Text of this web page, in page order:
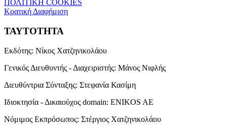
ΠΟΛΙΤΙΚΗ COOKIES
Κρατική Διαφήμιση
ΤΑΥΤΟΤΗΤΑ
Εκδότης: Νίκος Χατζηνικολάου
Γενικός Διευθυντής - Διαχειριστής: Μάνος Νιφλής
Διευθύντρια Σύνταξης: Στεφανία Κασίμη
Ιδιοκτησία - Δικαιούχος domain: ENIKOS AE
Νόμιμος Εκπρόσωπος: Στέργιος Χατζηνικολάου